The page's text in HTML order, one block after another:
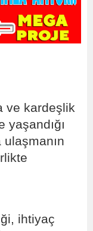
ve kardeşlik
yaşandığı
ulaşmanın
ihtiyaç